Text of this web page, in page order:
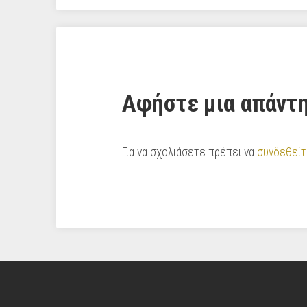
Αφήστε μια
Για να σχολιάσετε πρέπει να